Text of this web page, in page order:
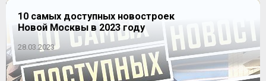
10 самых доступных новостроек
Новой Москвы в 2023 году
28.03.2023